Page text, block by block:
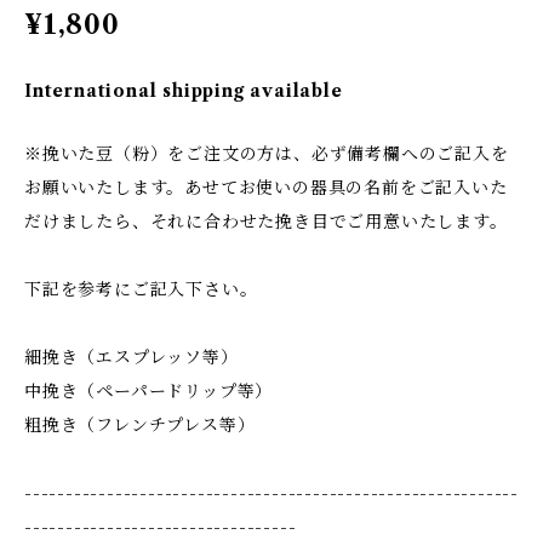
¥1,800
International shipping available
※挽いた豆（粉）をご注文の方は、必ず備考欄へのご記入を
お願いいたします。あせてお使いの器具の名前をご記入いた
だけましたら、それに合わせた挽き目でご用意いたします。
下記を参考にご記入下さい。
細挽き（エスプレッソ等）
中挽き（ペーパードリップ等）
粗挽き（フレンチプレス等）
------------------------------------------------------------
---------------------------------